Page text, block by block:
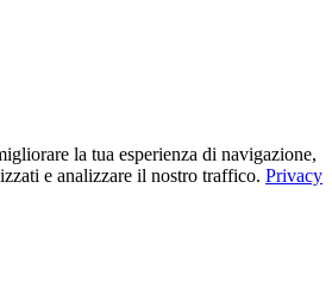
la tua esperienza di navigazione,
e analizzare il nostro traffico. Privacy